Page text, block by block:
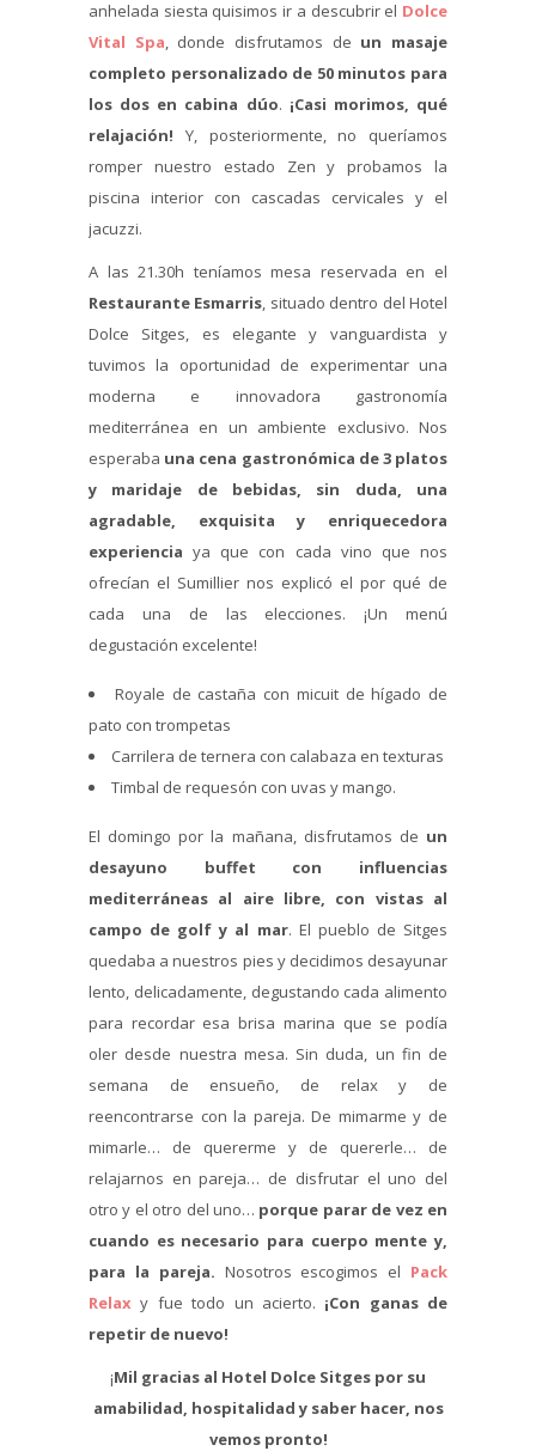
anhelada siesta quisimos ir a descubrir el Dolce
Vital Spa, donde disfrutamos de un masaje
completo personalizado de 50 minutos para
los dos en cabina dúo. ¡Casi morimos, qué
relajación! Y, posteriormente, no queríamos
romper nuestro estado Zen y probamos la
piscina interior con cascadas cervicales y el
jacuzzi.
A las 21.30h teníamos mesa reservada en el
Restaurante Esmarris, situado dentro del Hotel
Dolce Sitges, es elegante y vanguardista y
tuvimos la oportunidad de experimentar una
moderna e innovadora gastronomía
mediterránea en un ambiente exclusivo. Nos
esperaba una cena gastronómica de 3 platos
y maridaje de bebidas, sin duda, una
agradable, exquisita y enriquecedora
experiencia ya que con cada vino que nos
ofrecían el Sumillier nos explicó el por qué de
cada una de las elecciones. ¡Un menú
degustación excelente!
Royale de castaña con micuit de hígado de
pato con trompetas
Carrilera de ternera con calabaza en texturas
Timbal de requesón con uvas y mango.
El domingo por la mañana, disfrutamos de un
desayuno buffet con influencias
mediterráneas al aire libre, con vistas al
campo de golf y al mar. El pueblo de Sitges
quedaba a nuestros pies y decidimos desayunar
lento, delicadamente, degustando cada alimento
para recordar esa brisa marina que se podía
oler desde nuestra mesa. Sin duda, un fin de
semana de ensueño, de relax y de
reencontrarse con la pareja. De mimarme y de
mimarle… de quererme y de quererle… de
relajarnos en pareja… de disfrutar el uno del
otro y el otro del uno… porque parar de vez en
cuando es necesario para cuerpo mente y,
para la pareja. Nosotros escogimos el Pack
Relax y fue todo un acierto. ¡Con ganas de
repetir de nuevo!
¡Mil gracias al Hotel Dolce Sitges por su
amabilidad, hospitalidad y saber hacer, nos
vemos pronto!